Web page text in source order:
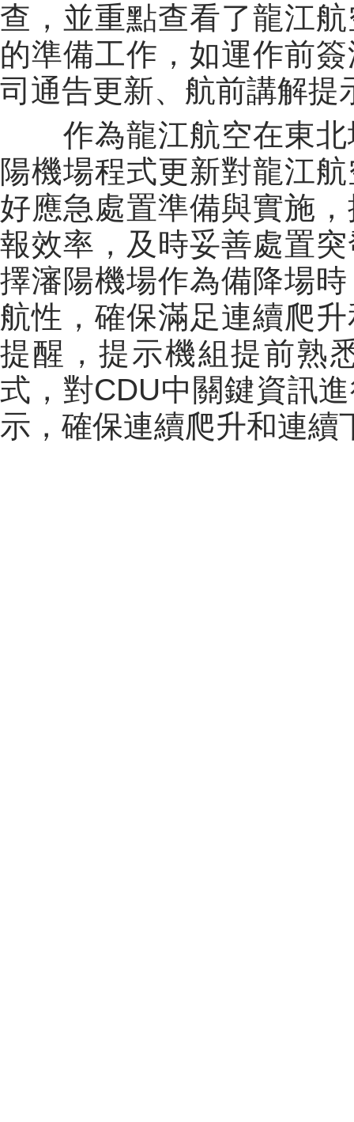
查，並重點查看了龍江
的準備工作，如運作前
司通告更新、航前講解提
作為龍江航空在東北
陽機場程式更新對龍江
好應急處置準備與實施
報效率，及時妥善處置
擇瀋陽機場作為備降場
航性，確保滿足連續爬
提醒，提示機組提前熟
式，對CDU中關鍵資訊
示，確保連續爬升和連續